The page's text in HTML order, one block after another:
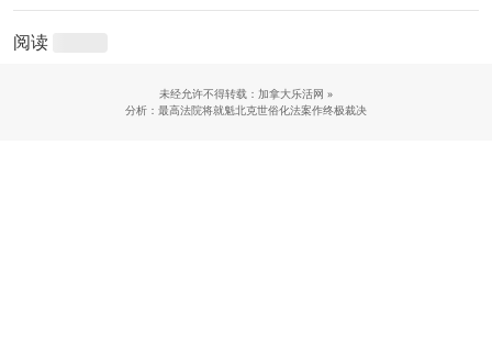
阅读
未经允许不得转载：加拿大乐活网 »
分析：最高法院将就魁北克世俗化法案作终极裁决